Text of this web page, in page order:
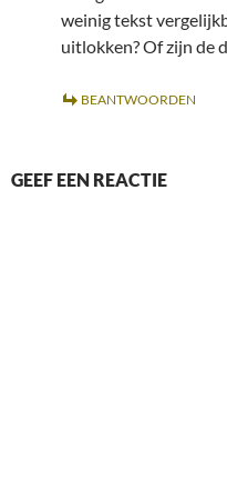
weinig tekst
uitlokken? Of zijn de
BEANTWOORDEN
GEEF EEN REACTIE